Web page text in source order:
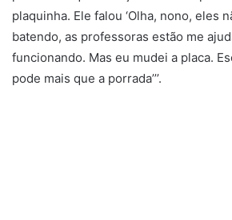
plaquinha. Ele falou ‘Olha, nono, eles
batendo, as professoras estão me
funcionando. Mas eu mudei a placa.
pode mais que a porrada’’’.